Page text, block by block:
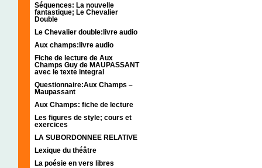
Séquences: La nouvelle
fantastique; Le Chevalier
Double
Le Chevalier double:livre audio
Aux champs:livre audio
Fiche de lecture de Aux
Champs Guy de MAUPASSANT
avec le texte integral
Questionnaire:Aux Champs –
Maupassant
Aux Champs: fiche de lecture
Les figures de style; cours et
exercices
LA SUBORDONNEE RELATIVE
Lexique du théâtre
La poésie en vers libres